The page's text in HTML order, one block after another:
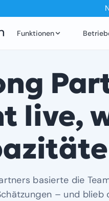
Funktionen
live,
basierte die
– und